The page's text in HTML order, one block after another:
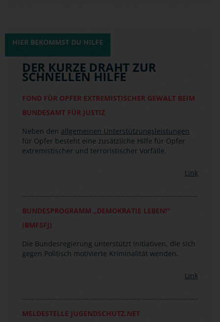
HIER BEKOMMST DU HILFE
DER KURZE DRAHT ZUR
SCHNELLEN HILFE
BUNDESAMT FÜR JUSTIZ
für Opfer besteht eine zusätzliche Hilfe für Opfer
extremistischer und terroristischer Vorfälle.
(BMFSFJ)
gegen Politisch motivierte Kriminalität wenden.